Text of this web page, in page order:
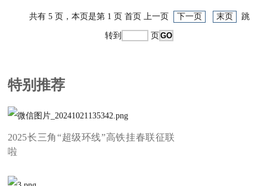
共有 5 页，本页是第 1 页 首页 上一页 下一页 末页 跳
转到 页
特别推荐
2025长三角“超级环线”高铁挂春联征联
啦